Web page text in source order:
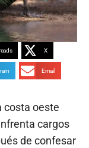
X
Email
costa oeste
cargos
de confesar